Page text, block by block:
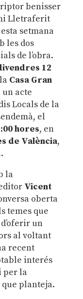
benisser
Lletraferit
setmana
les dos
de l’obra.
12
Casa Gran
un acte
Locals de la
el
hores, en
de València,
la
Vicent
oberta
temes que
un
al voltant
recent
interés
per la
planteja.